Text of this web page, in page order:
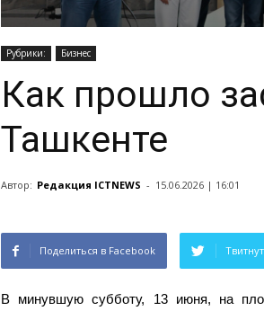
Рубрики: Бизнес
Как прошло
Ташкенте
Автор: Редакция ICTNEWS - 15.06.2026 | 16:01
Поделиться в Facebook
В минувшую субботу, 13 июня, на